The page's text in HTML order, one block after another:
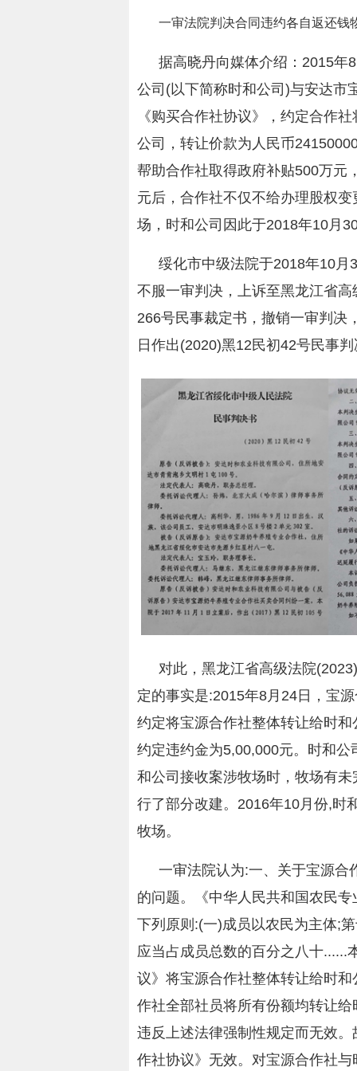
一审法院判决合同违约各自返还钱
据高晓丹向媒体介绍：2015年
公司(以下简称时和公司)与安达市
《购买合作社协议》，约定合作
公司，转让价款为人民币
帮助合作社取得政府补贴500万元
元后，合作社不仅不给办理股权
场，时和公司因此于2018年10月
绥化市中级法院于2018年10
不服一审判决，上诉至黑龙江省
266号民事裁定书，撤销一审判决
日作出(2020)黑12民初42号民事
对此，黑龙江省高级法院
定的事实是:2015年8月24日，宝
约定将宝源合作社整体转让给时
约定违约金为5,00,000元。时和
和公司接收案涉牧场时，牧场有
行了部分改建。2016年10月份,时
牧场。
一审法院认为:一、关于宝源合
的问题。《中华人民共和国农民
下列原则:(一)成员以农民为主体;
应当占成员总数的百分之八十......
议》将宝源合作社整体转让给时
作社全部社员将所有份额均转让
违反上述法律强制性规定而无效
作社协议》无效。对宝源合作社